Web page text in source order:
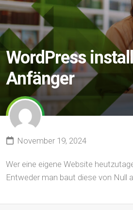
WordPress
Anfänger
November 19, 2024
Wer eine eigene Website
Entweder man baut diese von Null